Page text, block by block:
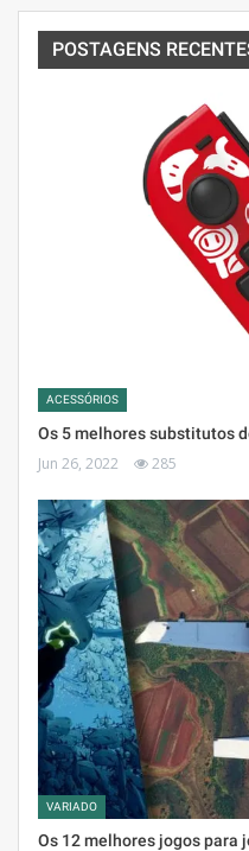
POSTAGENS
ACESSÓRIOS
Os 5 melhores substitutos
Jun 26, 2022 285
VARIADO
Os 12 melhores jogos para